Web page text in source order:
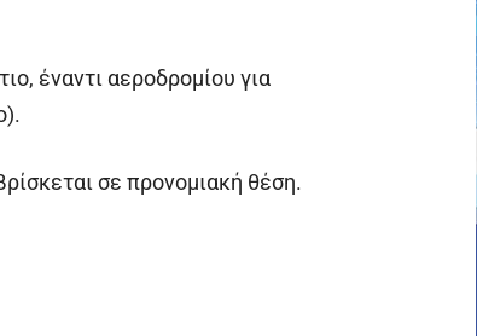
έναντι αεροδρομίου για
σε προνομιακή θέση.